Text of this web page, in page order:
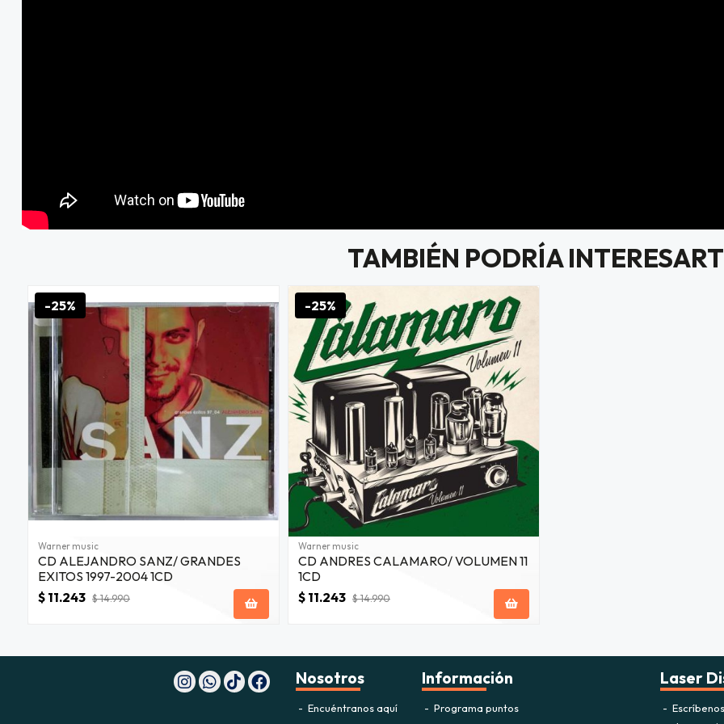
TAMBIÉN PODRÍA
-25%
Warner music
CD ALEJANDRO SANZ/ GRANDES
EXITOS 1997-2004 1CD
$ 11.243 $ 14.990
-25%
Warner music
CD ANDRES CALAMARO/ VOLUMEN 11
1CD
$ 11.243 $ 14.990
Nosotros
Encuéntranos aquí
Información
Programa puntos
Laser